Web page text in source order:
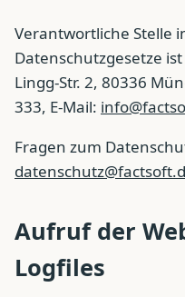
Verantwortliche Stelle
Datenschutzgesetze
Lingg-Str. 2, 80336
333, E-Mail:
Fragen zum
Aufruf der
Logfiles